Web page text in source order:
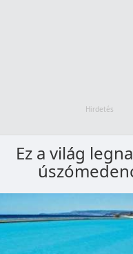
Ez a világ